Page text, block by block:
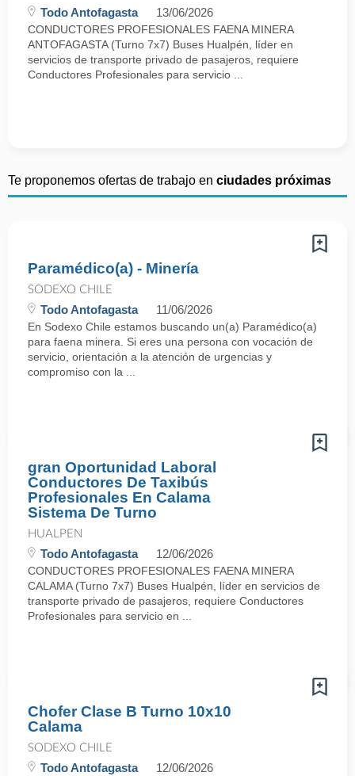
Todo Antofagasta 13/06/2026
CONDUCTORES PROFESIONALES FAENA MINERA
ANTOFAGASTA (Turno 7x7) Buses Hualpén, líder en
servicios de transporte privado de pasajeros, requiere
Conductores Profesionales para servicio ...
Te proponemos ofertas de trabajo en ciudades próximas
Paramédico(a) - Minería
SODEXO CHILE
Todo Antofagasta 11/06/2026
En Sodexo Chile estamos buscando un(a) Paramédico(a)
para faena minera. Si eres una persona con vocación de
servicio, orientación a la atención de urgencias y
compromiso con la ...
gran Oportunidad Laboral
Conductores De Taxibús
Profesionales En Calama
Sistema De Turno
HUALPEN
Todo Antofagasta 12/06/2026
CONDUCTORES PROFESIONALES FAENA MINERA
CALAMA (Turno 7x7) Buses Hualpén, líder en servicios de
transporte privado de pasajeros, requiere Conductores
Profesionales para servicio en ...
Chofer Clase B Turno 10x10
Calama
SODEXO CHILE
Todo Antofagasta 12/06/2026